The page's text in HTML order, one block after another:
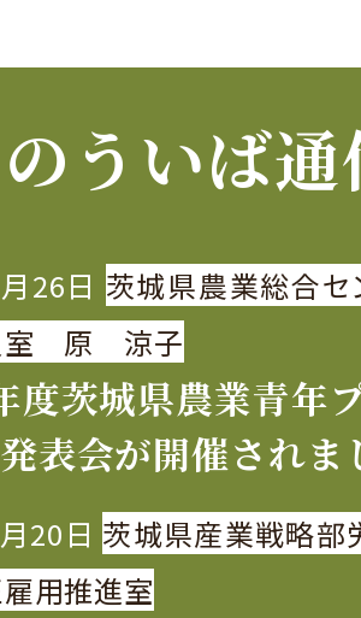
のういば
26日 茨城県農業総合セ
室 原 涼子
度茨城県農業青年
表会が開催されま
20日 茨城県産業戦略部
用推進室